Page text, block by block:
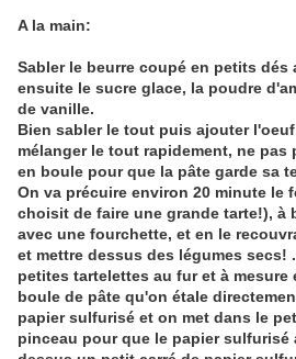
A la main:
Sabler le beurre coupé en petits dés
ensuite le sucre glace, la poudre
de vanille.
Bien sabler le tout puis ajouter
mélanger le tout rapidement, ne pas
en boule pour que la pâte garde sa
On va précuire environ 20 minute le
choisit de faire une grande tarte!), à
avec une fourchette, et en le
et mettre dessus des légumes secs!
petites tartelettes au fur et à mesure
boule de pâte qu'on étale
papier sulfurisé et on met dans le
pinceau pour que le papier sulfurisé